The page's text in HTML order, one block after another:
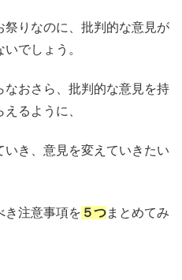
祭りなのに、批判的な意見が
でしょう。
おさら、批判的な意見を持
るように、
いき、意見を変えていきたい
き注意事項を ５つまとめてみ